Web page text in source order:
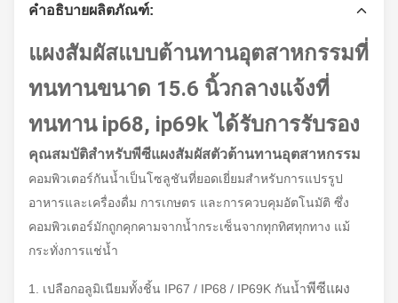
คำอธิบายผลิตภัณฑ์:
แผงสัมผัสแบบต้านทานอุตสาหกรรมที่
ทนทานขนาด 15.6 นิ้วกลางแจ้งที่
ทนทาน ip68, ip69k ได้รับการรับรอง
คุณสมบัติสำหรับพีซีแผงสัมผัสตัวต้านทานอุตสาหกรรม
คอมพิวเตอร์กันน้ำเป็นโซลูชันที่ยอดเยี่ยมสำหรับการแปรรูป
อาหารและเครื่องดื่ม การเกษตร และการควบคุมอัตโนมัติ ซึ่ง
คอมพิวเตอร์มักถูกคุกคามจากน้ำกระเซ็นจากทุกทิศทุกทาง แม้
กระทั่งการแช่น้ำ
1. เปลือกอลูมิเนียมทั้งชิ้น IP67 / IP68 / IP69K กันน้ำพีซีแผง